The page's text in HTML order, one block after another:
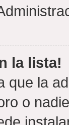
la lista!
que la
o